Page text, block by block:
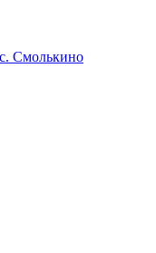
Смолькино